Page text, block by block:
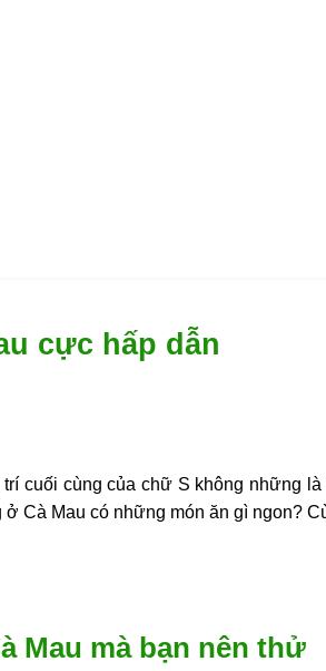
cực hấp dẫn
cuối cùng của chữ S không những
Cà Mau có những món ăn gì ngon?
Mau mà bạn nên thử